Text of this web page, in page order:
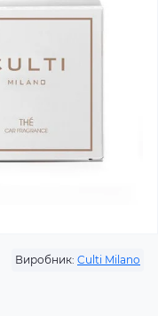
Виробник: Culti Milano